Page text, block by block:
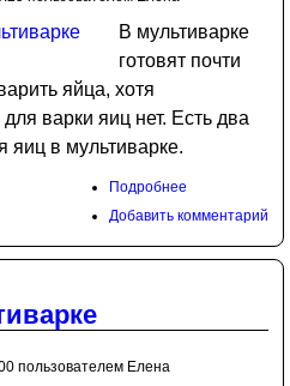
В мультиварке
готовят почти
яйца, хотя
варки яиц нет. Есть два
яиц в мультиварке.
Подробнее
Добавить комментарий
пользователем Елена